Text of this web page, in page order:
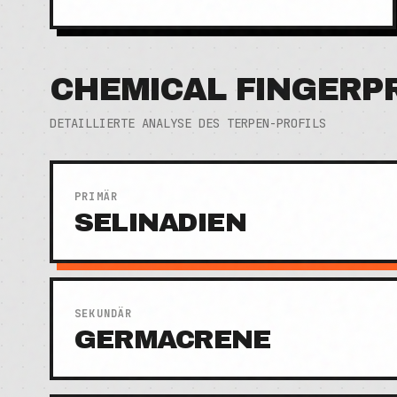
CHEMICAL
DETAILLIERTE ANALYSE DES TERPEN-PROFILS
PRIMÄR
SELINADIEN
SEKUNDÄR
GERMACRENE